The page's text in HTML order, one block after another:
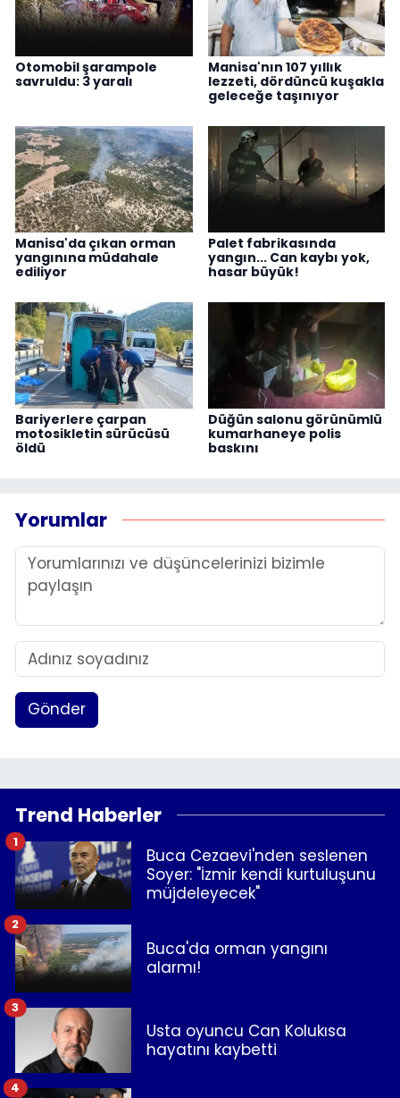
Otomobil şarampole
savruldu: 3 yaralı
Manisa'nın 107 yıllık
lezzeti, dördüncü kuşakla
geleceğe taşınıyor
Manisa'da çıkan orman
yangınına müdahale
ediliyor
Palet fabrikasında
yangın... Can kaybı yok,
hasar büyük!
Bariyerlere çarpan
motosikletin sürücüsü
öldü
Düğün salonu görünümlü
kumarhaneye polis
baskını
Yorumlar
Gönder
Trend Haberler
Buca Cezaevi'nden seslenen
Soyer: "İzmir kendi kurtuluşunu
müjdeleyecek"
1
Buca'da orman yangını
alarmı!
2
Usta oyuncu Can Kolukısa
hayatını kaybetti
3
4